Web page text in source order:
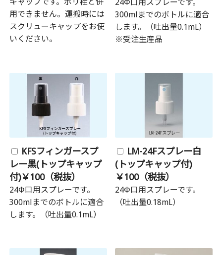
用できません。運搬時には
スクリューキャップをお使
いください。
24Φ口用スプレーです。
300mlまでのボトルに適合
します。（吐出量0.1mL）
※受注生産品
KFSフィンガースプ
レー黒(トップキャップ
付)￥100（税抜）
24Φ口用スプレーです。
300mlまでのボトルに適合
します。（吐出量0.1mL）
LM-24Fスプレー白
(トップキャップ付)
￥100（税抜）
24Φ口用スプレーです。
（吐出量0.18mL）